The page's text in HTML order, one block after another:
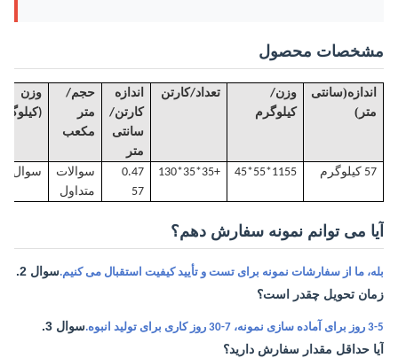
مشخصات محصول
اندازه(سانتی
متر )
وزن/
کیلوگرم
تعداد/کارتن
اندازه
کارتن/
سانتی
متر
حجم/
متر
مکعب
وزن
57 کیلوگرم 1155*55*45
+35*35*130
0.47
57
سوالات
متداول
سوال 1.
آیا می توانم نمونه سفارش دهم؟
بله، ما از سفارشات نمونه برای تست و تأیید کیفیت استقبال می کنیم.سوال 2.
زمان تحویل چقدر است؟
3-5 روز برای آماده سازی نمونه، 7-30 روز کاری برای تولید انبوه.
سوال 3.
آیا حداقل مقدار سفارش دارید؟